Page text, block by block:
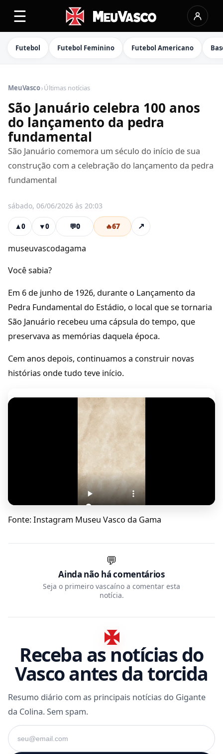
☰
Futebol Futebol Feminino Futebol Americano
MeuVasco›Últimas notícias
São Januário celebra 100 anos
do lançamento da pedra
fundamental
São Januário comemora um século do início de sua
construção com a celebração do lançamento da pedra
fundamental
sábado, 06/06/2026 às 20:03
▲0 ▼0 💬0 🔥67 ↗
museuvascodagama
Você sabia?
Em 6 de junho de 1926, durante o Lançamento da
Pedra Fundamental do Estádio, o local que se tornaria
São Januário recebeu uma cápsula do tempo, que
preservava as memórias daquela época.
Cem anos depois, continuamos a construir novas
histórias onde tudo teve início.
Fonte: Instagram Museu Vasco da Gama
💬
Ainda não há comentários
Seja o primeiro vascaíno a comentar esta
notícia.
Receba as notícias do
Vasco antes da torcida
Resumo diário com as principais notícias do Gigante
da Colina. Sem spam.
Seu e-mail